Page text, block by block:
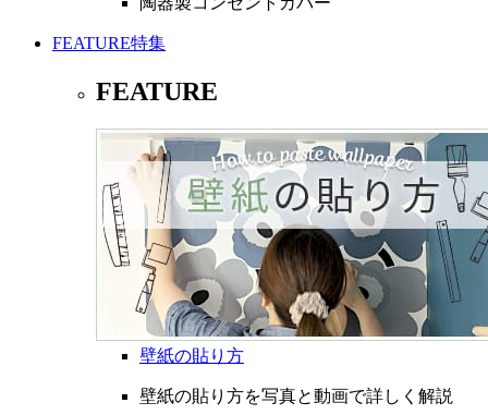
FEATURE特集
FEATURE
壁紙の貼り方
壁紙の貼り方を写真と動画で詳しく解説